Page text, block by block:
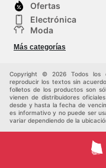
Ofertas
Electrónica
Moda
Deportes
Más categorías
Copyright © 2026 Todos los
reproducir los textos sin
folletos de los productos son
vienen de distribuidores
desde y hasta la fecha de
es informativo y no puede ser
variar dependiendo de la